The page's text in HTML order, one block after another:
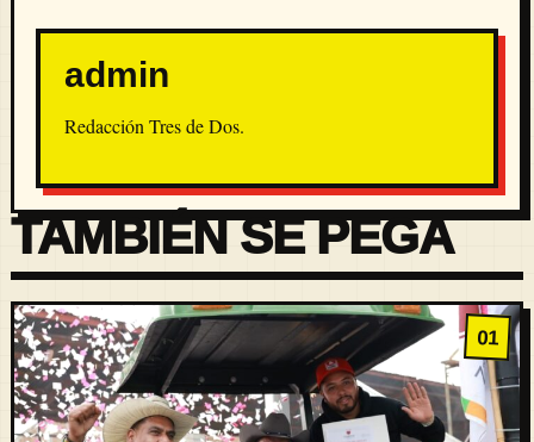
admin
Redacción Tres de Dos.
TAMBIÉN SE PEGA
01